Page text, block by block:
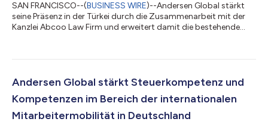
SAN FRANCISCO--(BUSINESS WIRE)--Andersen Global stärkt
seine Präsenz in der Türkei durch die Zusammenarbeit mit der
Kanzlei Abcoo Law Firm und erweitert damit die bestehende
Abcoo berät lokale und internationale Mandanten in einem
Erfahrung in den Bereichen Gesellschaftsrecht und M&A,
Andersen Global stärkt Steuerkompetenz und
Kompetenzen im Bereich der internationalen
Mitarbeitermobilität in Deutschland